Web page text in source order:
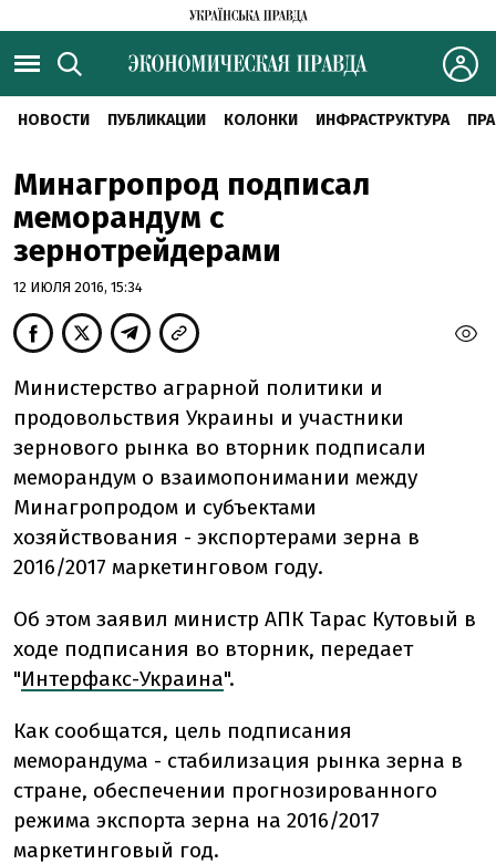
НОВОСТИ ПУБЛИКАЦИИ КОЛОНКИ ИНФРАСТРУКТУРА
Минагропрод подписал
меморандум с
зернотрейдерами
12 ИЮЛЯ 2016, 15:34
Министерство аграрной политики и
продовольствия Украины и участники
зернового рынка во вторник подписали
меморандум о взаимопонимании между
Минагропродом и субъектами
хозяйствования - экспортерами зерна в
2016/2017 маркетинговом году.
Об этом заявил министр АПК Тарас Кутовый в
ходе подписания во вторник, передает
"Интерфакс-Украина".
Как сообщатся, цель подписания
меморандума - стабилизация рынка зерна в
стране, обеспечении прогнозированного
режима экспорта зерна на 2016/2017
маркетинговый год.